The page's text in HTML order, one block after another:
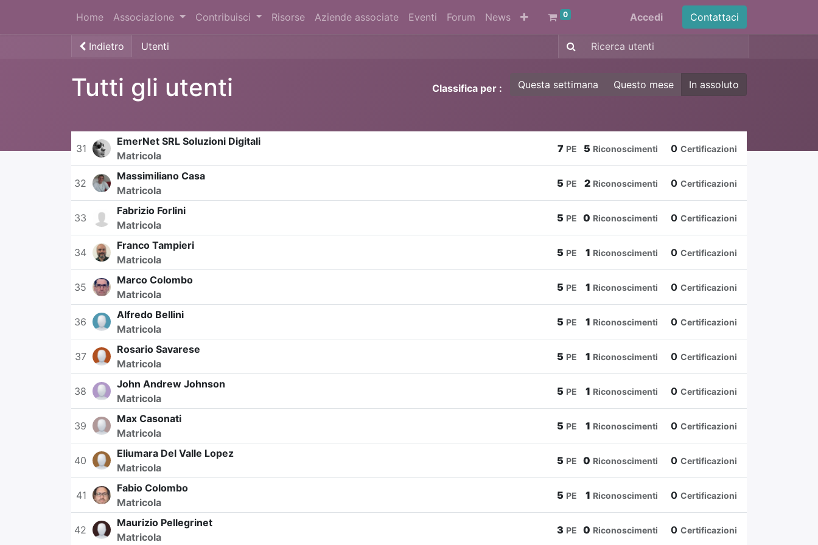
Home Associazione Contribuisci Risorse Aziende associate Eventi Forum News 0 Accedi Contattaci
Indietro Utenti
Tutti gli utenti Classifica per : Questa settimana Questo mese In assoluto
31
EmerNet SRL Soluzioni Digitali
Matricola
7 PE 5 Riconoscimenti 0 Certificazioni
32
Massimiliano Casa
Matricola
5 PE 2 Riconoscimenti 0 Certificazioni
33
Fabrizio Forlini
Matricola
5 PE 0 Riconoscimenti 0 Certificazioni
34
Franco Tampieri
Matricola
5 PE 1 Riconoscimenti 0 Certificazioni
35
Marco Colombo
Matricola
5 PE 1 Riconoscimenti 0 Certificazioni
36
Alfredo Bellini
Matricola
5 PE 1 Riconoscimenti 0 Certificazioni
37
Rosario Savarese
Matricola
5 PE 1 Riconoscimenti 0 Certificazioni
38
John Andrew Johnson
Matricola
5 PE 1 Riconoscimenti 0 Certificazioni
39
Max Casonati
Matricola
5 PE 1 Riconoscimenti 0 Certificazioni
40
Eliumara Del Valle Lopez
Matricola
5 PE 0 Riconoscimenti 0 Certificazioni
41
Fabio Colombo
Matricola
5 PE 1 Riconoscimenti 0 Certificazioni
42
Maurizio Pellegrinet
Matricola
3 PE 0 Riconoscimenti 0 Certificazioni